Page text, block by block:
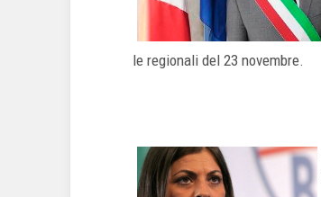
le regionali del 23 novembre.